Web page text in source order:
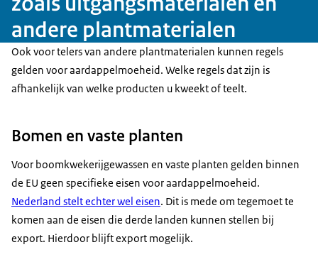
andere plantmaterialen
Ook voor telers van andere plantmaterialen kunnen regels
gelden voor aardappelmoeheid. Welke regels dat zijn is
afhankelijk van welke producten u kweekt of teelt.
Bomen en vaste planten
Voor boomkwekerijgewassen en vaste planten gelden binnen
de EU geen specifieke eisen voor aardappelmoeheid.
Nederland stelt echter wel eisen. Dit is mede om tegemoet te
komen aan de eisen die derde landen kunnen stellen bij
export. Hierdoor blijft export mogelijk.